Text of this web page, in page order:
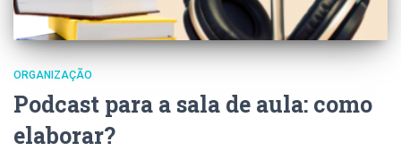
ORGANIZAÇÃO
Podcast para a sala de aula: como
elaborar?